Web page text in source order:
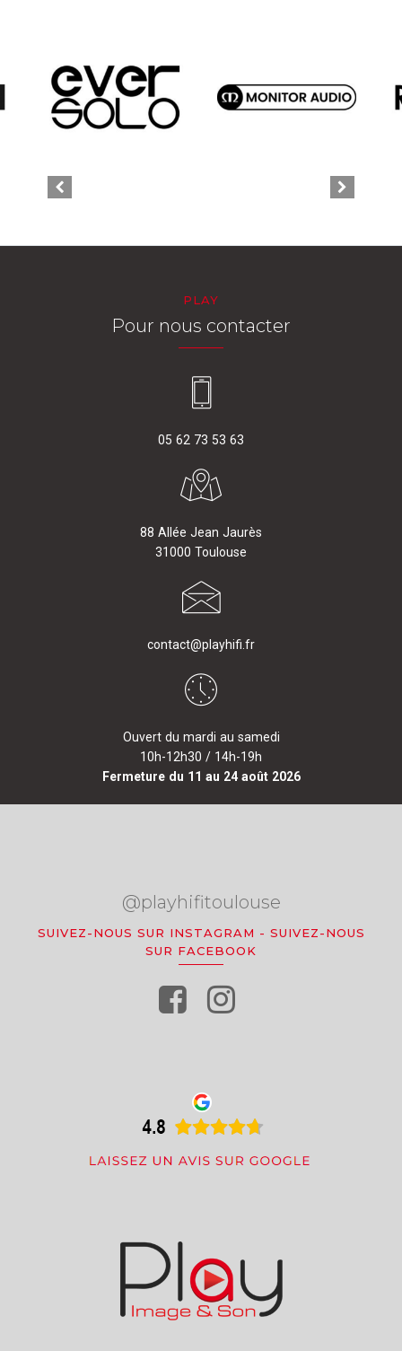
PLAY
Pour nous contacter
05 62 73 53 63
88 Allée Jean Jaurès
31000 Toulouse
contact@playhifi.fr
Ouvert du mardi au samedi
10h-12h30 / 14h-19h
Fermeture du 11 au 24 août 2026
@playhifitoulouse
SUIVEZ-NOUS SUR INSTAGRAM - SUIVEZ-NOUS
SUR FACEBOOK